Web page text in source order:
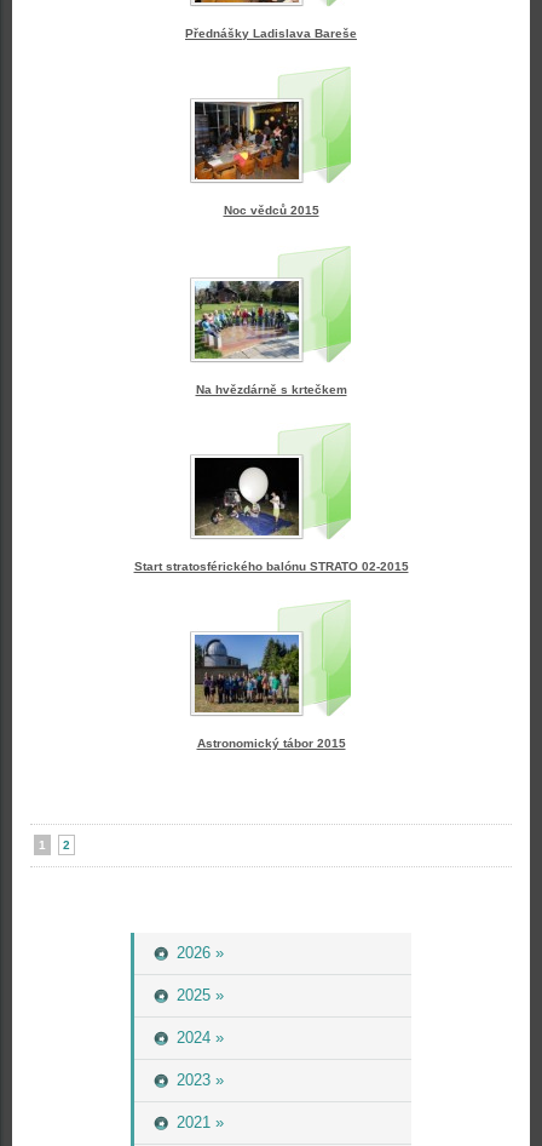
2026 »
2025 »
2024 »
2023 »
2021 »
Přednášky Ladislava Bareše
Noc vědců 2015
Na hvězdárně s krtečkem
Start stratosférického balónu STRATO 02-2015
Astronomický tábor 2015
1 2